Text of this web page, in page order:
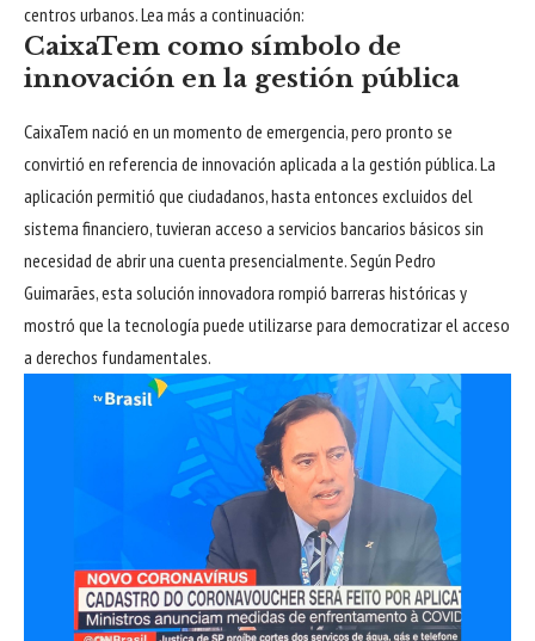
centros urbanos. Lea más a continuación:
CaixaTem como símbolo de
innovación en la gestión pública
CaixaTem nació en un momento de emergencia, pero pronto se
convirtió en referencia de innovación aplicada a la gestión pública. La
aplicación permitió que ciudadanos, hasta entonces excluidos del
sistema financiero, tuvieran acceso a servicios bancarios básicos sin
necesidad de abrir una cuenta presencialmente. Según Pedro
Guimarães, esta solución innovadora rompió barreras históricas y
mostró que la tecnología puede utilizarse para democratizar el acceso
a derechos fundamentales.